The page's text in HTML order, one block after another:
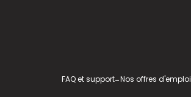
FAQ et support-Nos offres d'emploi